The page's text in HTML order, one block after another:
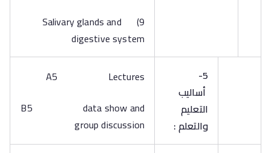
9) Salivary glands and
digestive system
5-
أساليب
التعليم
والتعلم :
A5 Lectures
B5 data show and
group discussion